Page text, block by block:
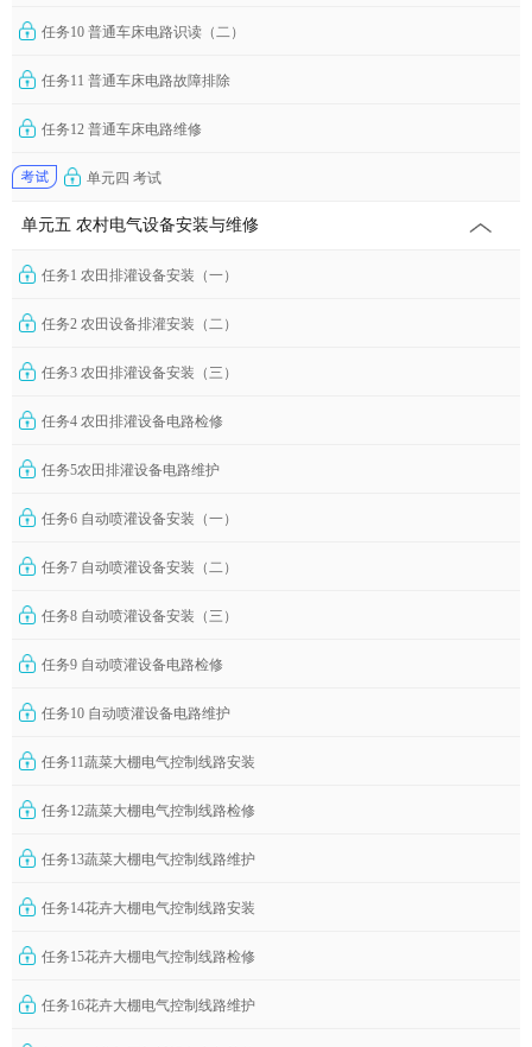
任务10 普通车床电路识读（二）
任务11 普通车床电路故障排除
任务12 普通车床电路维修
单元四 考试
单元五 农村电气设备安装与维修
任务1 农田排灌设备安装（一）
任务2 农田设备排灌安装（二）
任务3 农田排灌设备安装（三）
任务4 农田排灌设备电路检修
任务5农田排灌设备电路维护
任务6 自动喷灌设备安装（一）
任务7 自动喷灌设备安装（二）
任务8 自动喷灌设备安装（三）
任务9 自动喷灌设备电路检修
任务10 自动喷灌设备电路维护
任务11蔬菜大棚电气控制线路安装
任务12蔬菜大棚电气控制线路检修
任务13蔬菜大棚电气控制线路维护
任务14花卉大棚电气控制线路安装
任务15花卉大棚电气控制线路检修
任务16花卉大棚电气控制线路维护